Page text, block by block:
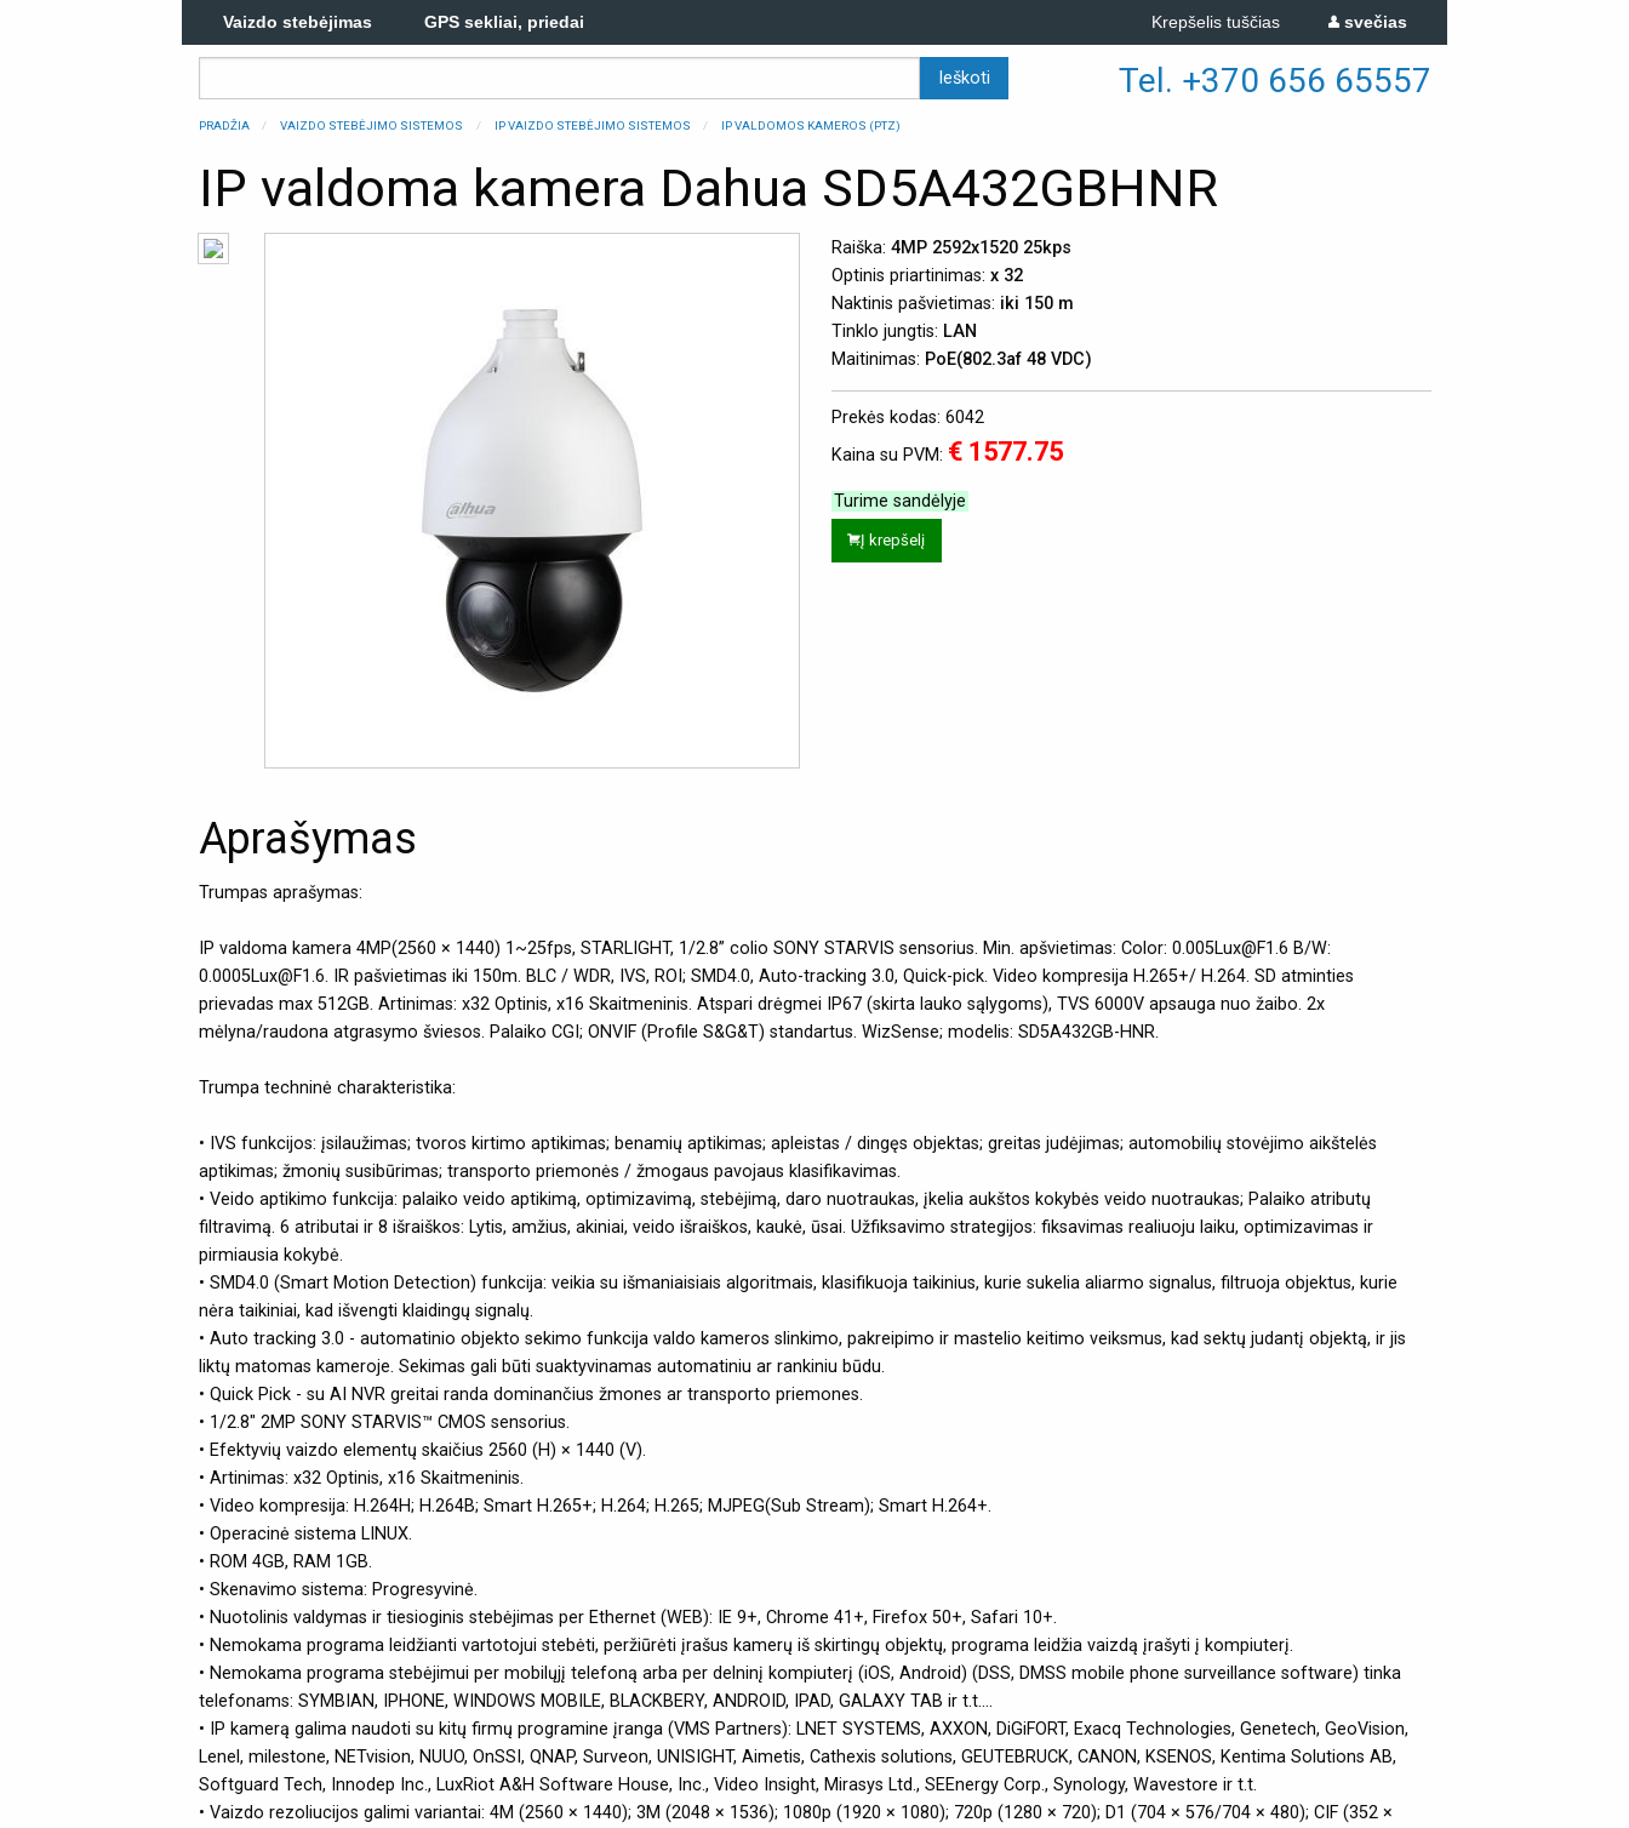
Vaizdo stebėjimas GPS sekliai, priedai svečias
Krepšelis tuščias
Tel. +370 656 65557
PRADŽIA VAIZDO STEBĖJIMO SISTEMOS IP VAIZDO STEBĖJIMO SISTEMOS IP VALDOMOS KAMEROS (PTZ)
IP valdoma kamera Dahua SD5A432GBHNR
Raiška: 4MP 2592x1520 25kps
Optinis priartinimas: x 32
Naktinis pašvietimas: iki 150 m
Tinklo jungtis: LAN
Maitinimas: PoE(802.3af 48 VDC)
Prekės kodas: 6042
Kaina su PVM: € 1577.75
Turime sandėlyje
Į krepšelį
Aprašymas
Trumpas aprašymas:
IP valdoma kamera 4MP(2560 × 1440) 1~25fps, STARLIGHT, 1/2.8” colio SONY STARVIS sensorius. Min. apšvietimas: Color: 0.005Lux@F1.6 B/W:
0.0005Lux@F1.6. IR pašvietimas iki 150m. BLC / WDR, IVS, ROI; SMD4.0, Auto-tracking 3.0, Quick-pick. Video kompresija H.265+/ H.264. SD atminties
prievadas max 512GB. Artinimas: x32 Optinis, x16 Skaitmeninis. Atspari drėgmei IP67 (skirta lauko sąlygoms), TVS 6000V apsauga nuo žaibo. 2x
mėlyna/raudona atgrasymo šviesos. Palaiko CGI; ONVIF (Profile S&G&T) standartus. WizSense; modelis: SD5A432GB-HNR.
Trumpa techninė charakteristika:
• IVS funkcijos: įsilaužimas; tvoros kirtimo aptikimas; benamių aptikimas; apleistas / dingęs objektas; greitas judėjimas; automobilių stovėjimo aikštelės
aptikimas; žmonių susibūrimas; transporto priemonės / žmogaus pavojaus klasifikavimas.
• Veido aptikimo funkcija: palaiko veido aptikimą, optimizavimą, stebėjimą, daro nuotraukas, įkelia aukštos kokybės veido nuotraukas; Palaiko atributų
filtravimą. 6 atributai ir 8 išraiškos: Lytis, amžius, akiniai, veido išraiškos, kaukė, ūsai. Užfiksavimo strategijos: fiksavimas realiuoju laiku, optimizavimas ir
pirmiausia kokybė.
• SMD4.0 (Smart Motion Detection) funkcija: veikia su išmaniaisiais algoritmais, klasifikuoja taikinius, kurie sukelia aliarmo signalus, filtruoja objektus, kurie
nėra taikiniai, kad išvengti klaidingų signalų.
• Auto tracking 3.0 - automatinio objekto sekimo funkcija valdo kameros slinkimo, pakreipimo ir mastelio keitimo veiksmus, kad sektų judantį objektą, ir jis
liktų matomas kameroje. Sekimas gali būti suaktyvinamas automatiniu ar rankiniu būdu.
• Quick Pick - su AI NVR greitai randa dominančius žmones ar transporto priemones.
• 1/2.8" 2MP SONY STARVIS™ CMOS sensorius.
• Efektyvių vaizdo elementų skaičius 2560 (H) × 1440 (V).
• Artinimas: x32 Optinis, x16 Skaitmeninis.
• Video kompresija: H.264H; H.264B; Smart H.265+; H.264; H.265; MJPEG(Sub Stream); Smart H.264+.
• Operacinė sistema LINUX.
• ROM 4GB, RAM 1GB.
• Skenavimo sistema: Progresyvinė.
• Nuotolinis valdymas ir tiesioginis stebėjimas per Ethernet (WEB): IE 9+, Chrome 41+, Firefox 50+, Safari 10+.
• Nemokama programa leidžianti vartotojui stebėti, peržiūrėti įrašus kamerų iš skirtingų objektų, programa leidžia vaizdą įrašyti į kompiuterį.
• Nemokama programa stebėjimui per mobilųjį telefoną arba per delninį kompiuterį (iOS, Android) (DSS, DMSS mobile phone surveillance software) tinka
telefonams: SYMBIAN, IPHONE, WINDOWS MOBILE, BLACKBERY, ANDROID, IPAD, GALAXY TAB ir t.t....
• IP kamerą galima naudoti su kitų firmų programine įranga (VMS Partners): LNET SYSTEMS, AXXON, DiGiFORT, Exacq Technologies, Genetech, GeoVision,
Lenel, milestone, NETvision, NUUO, OnSSI, QNAP, Surveon, UNISIGHT, Aimetis, Cathexis solutions, GEUTEBRUCK, CANON, KSENOS, Kentima Solutions AB,
Softguard Tech, Innodep Inc., LuxRiot A&H Software House, Inc., Video Insight, Mirasys Ltd., SEEnergy Corp., Synology, Wavestore ir t.t.
• Vaizdo rezoliucijos galimi variantai: 4M (2560 × 1440); 3M (2048 × 1536); 1080p (1920 × 1080); 720p (1280 × 720); D1 (704 × 576/704 × 480); CIF (352 ×